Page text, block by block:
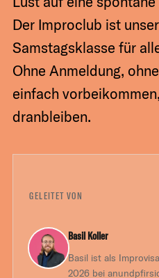
Der Improclub ist
Samstagsklasse für
Ohne Anmeldung,
einfach
dranbleiben.
GELEITET VON
Basil Koller
Basil ist als
2026 bei